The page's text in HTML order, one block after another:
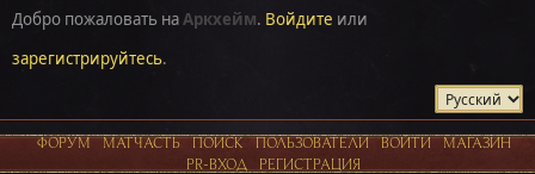
Добро пожаловать наАркхейм. Войдите или
зарегистрируйтесь.
ФОРУМ МАТЧАСТЬ ПОИСК ПОЛЬЗОВАТЕЛИ ВОЙТИ
МАГАЗИН
PR-ВХОД
РЕГИСТРАЦИЯ